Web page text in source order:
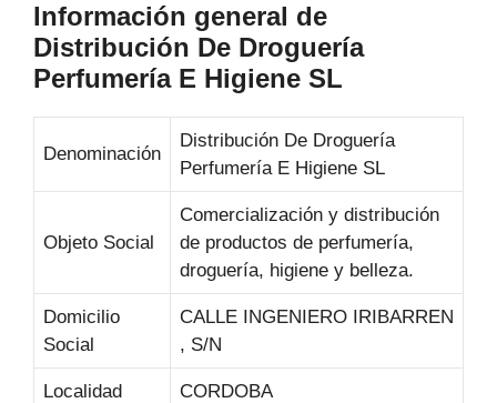
Información general de
Distribución De Droguería
Perfumería E Higiene SL
Denominación
Distribución De Droguería
Perfumería E Higiene SL
Objeto Social
Comercialización y distribución
de productos de perfumería,
droguería, higiene y belleza.
Domicilio
Social
CALLE INGENIERO IRIBARREN
, S/N
Localidad CORDOBA